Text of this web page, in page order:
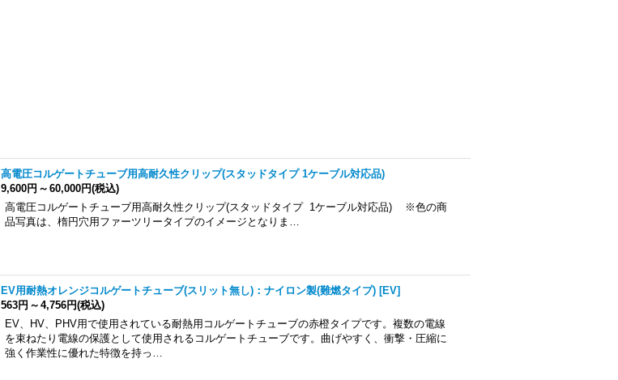
高電圧コルゲートチューブ用高耐久性クリップ(スタッドタイプ 1ケーブル対応品)
9,600円 ～ 60,000円(税込)
高電圧コルゲートチューブ用高耐久性クリップ(スタッドタイプ 1ケーブル対応品) ※色の商
品写真は、楕円穴用ファーツリータイプのイメージとなりま…
EV用耐熱オレンジコルゲートチューブ(スリット無し)：ナイロン製(難燃タイプ) [EV]
563円 ～ 4,756円(税込)
EV、HV、PHV用で使用されている耐熱用コルゲートチューブの赤橙タイプです。複数の電線
を束ねたり電線の保護として使用されるコルゲートチューブです。曲げやすく、衝撃・圧縮に
強く作業性に優れた特徴を持っ…